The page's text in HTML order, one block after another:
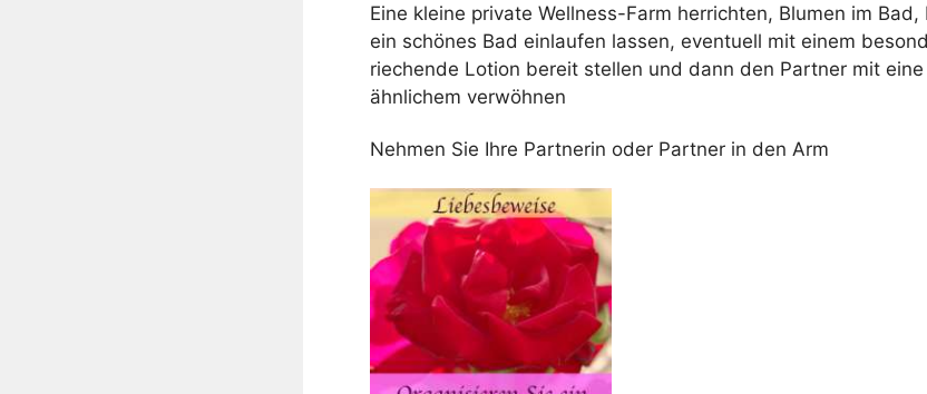
Eine kleine private Wellness-Farm herrichten, Blumen im
ein schönes Bad einlaufen lassen, eventuell mit einem
riechende Lotion bereit stellen und dann den Partner mit
ähnlichem verwöhnen
Nehmen Sie Ihre Partnerin oder Partner in den Arm